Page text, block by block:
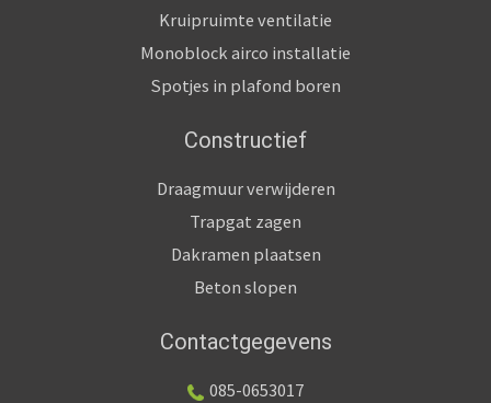
Kruipruimte ventilatie
Monoblock airco installatie
Spotjes in plafond boren
Constructief
Draagmuur verwijderen
Trapgat zagen
Dakramen plaatsen
Beton slopen
Contactgegevens
085-0653017